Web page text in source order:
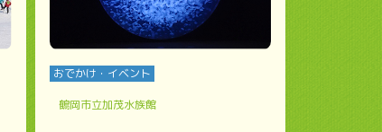
おでかけ・イベント
鶴岡市立加茂水族館